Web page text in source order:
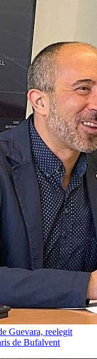
Guevara, reelegit
de Bufalvent